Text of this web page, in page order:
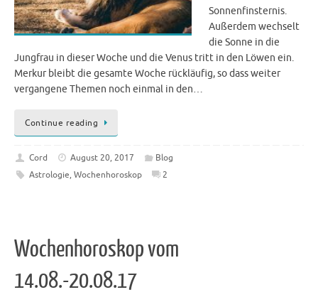
Sonnenfinsternis.
Außerdem wechselt
die Sonne in die
Jungfrau in dieser Woche und die Venus tritt in den Löwen ein.
Merkur bleibt die gesamte Woche rückläufig, so dass weiter
vergangene Themen noch einmal in den…
Continue reading
Cord August 20, 2017
Blog
Astrologie, Wochenhoroskop 2
Wochenhoroskop vom
14.08.-20.08.17